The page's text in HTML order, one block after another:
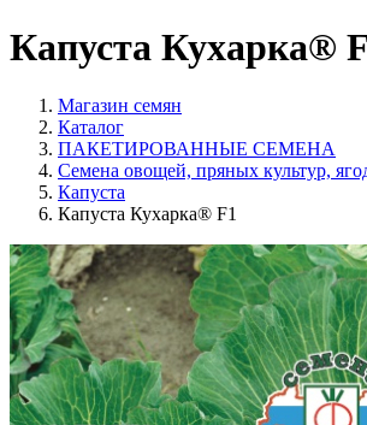
Капуста Кухарка®
Магазин семян
Каталог
ПАКЕТИРОВАННЫЕ СЕМЕНА
Семена овощей, пряных культур,
Капуста
Капуста Кухарка® F1